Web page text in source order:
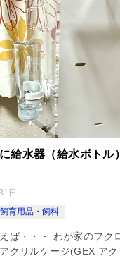
給水器（給水ボトル
日
飼育用品・飼料
ば・・・ わが家のフク
クリルケージ(GEX アク